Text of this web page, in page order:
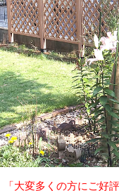
「大変多くの方にご好